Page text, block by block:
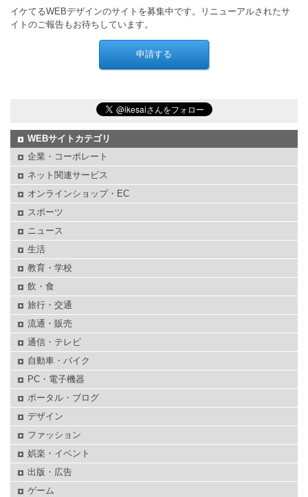
イケてるWEBデザインのサイトを募集中です。リニューアルされたサ
イトのご報告もお待ちしています。
WEBサイトカテゴリ
企業・コーポレート
ネット関連サービス
オンラインショップ・EC
スポーツ
ニュース
生活
教育・学校
飲・食
旅行・交通
流通・販売
通信・テレビ
自動車・バイク
PC・電子機器
ポータル・ブログ
デザイン
ファッション
娯楽・イベント
出版・広告
ゲーム